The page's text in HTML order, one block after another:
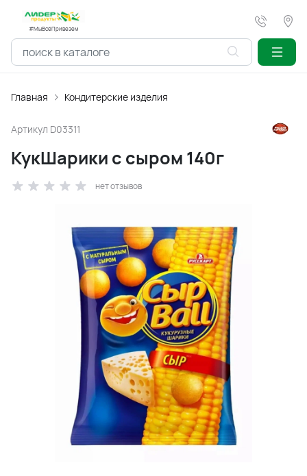
#МыВсёПривезем
Главная Кондитерские изделия
Артикул D03311
КукШарики с сыром 140г
нет отзывов